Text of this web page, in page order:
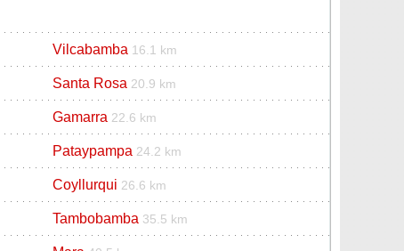
Vilcabamba 16.1 km
Santa Rosa 20.9 km
Gamarra 22.6 km
Pataypampa 24.2 km
Coyllurqui 26.6 km
Tambobamba 35.5 km